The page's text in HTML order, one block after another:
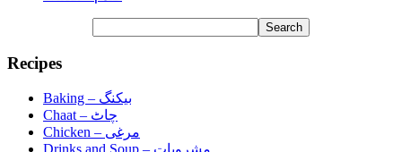
Recipes
Baking – بیکنگ
Chaat – چاٹ
Chicken – مرغی